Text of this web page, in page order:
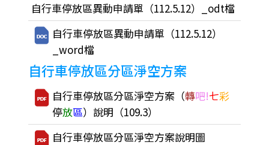
自行車停放區異動申請單（112.5.12）_odt檔
自行車停放區異動申請單（112.5.12）
_word檔
自行車停放區分區淨空方案
自行車停放區分區淨空方案（轉吧!七彩
停放區）說明（109.3）
自行車停放區分區淨空方案說明圖